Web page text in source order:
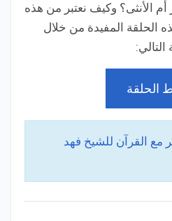
الأنثى؟ وكيف نعتبر من هذه
الحلقة المفيدة من خلال
الحلقة
مع القرآن للشيخ فهد